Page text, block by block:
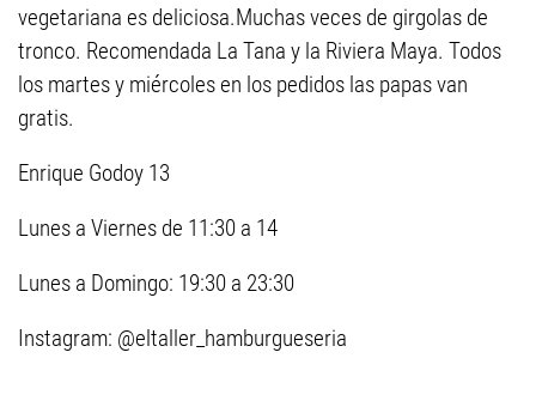
vegetariana es deliciosa.Muchas veces de girgolas de
tronco. Recomendada La Tana y la Riviera Maya. Todos
los martes y miércoles en los pedidos las papas van
gratis.
Enrique Godoy 13
Lunes a Viernes de 11:30 a 14
Lunes a Domingo: 19:30 a 23:30
Instagram: @eltaller_hamburgueseria